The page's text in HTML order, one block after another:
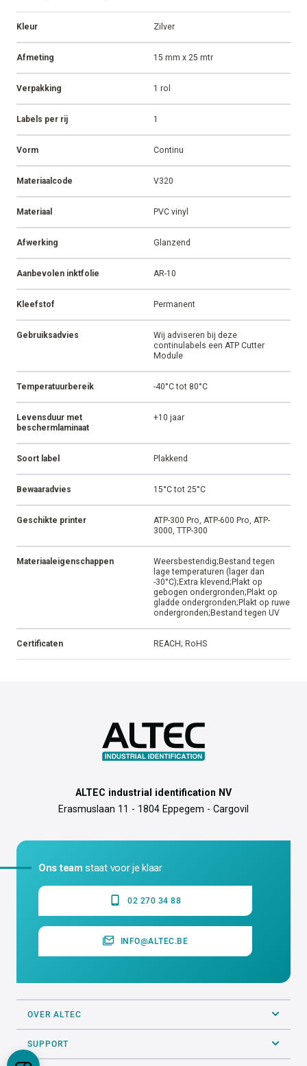
Kleur Zilver
Afmeting 15 mm x 25 mtr
Verpakking 1 rol
Labels per rij 1
Vorm Continu
Materiaalcode V320
Materiaal PVC vinyl
Afwerking Glanzend
Aanbevolen inktfolie AR-10
Kleefstof Permanent
Gebruiksadvies
Wij adviseren bij deze
continulabels een ATP Cutter
Module
Temperatuurbereik -40°C tot 80°C
Levensduur met
beschermlaminaat
+10 jaar
Soort label Plakkend
Bewaaradvies 15°C tot 25°C
Geschikte printer
ATP-300 Pro, ATP-600 Pro, ATP-
3000, TTP-300
Materiaaleigenschappen
Weersbestendig;Bestand tegen
lage temperaturen (lager dan
-30°C);Extra klevend;Plakt op
gebogen ondergronden;Plakt op
gladde ondergronden;Plakt op ruwe
ondergronden;Bestand tegen UV
Certificaten REACH; RoHS
ALTEC industrial identification NV
Erasmuslaan 11 - 1804 Eppegem - Cargovil
Ons team staat voor je klaar
02 270 34 88
INFO@ALTEC.BE
OVER ALTEC
SUPPORT